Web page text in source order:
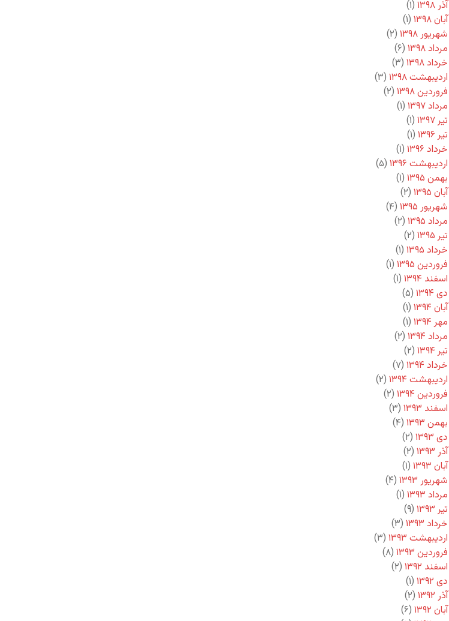
آذر ۱۳۹۸
(۱)
آبان ۱۳۹۸
(۱)
شهریور ۱۳۹۸
(۲)
مرداد ۱۳۹۸
(۶)
خرداد ۱۳۹۸
(۳)
اردیبهشت ۱۳۹۸
(۳)
فروردین ۱۳۹۸
(۲)
مرداد ۱۳۹۷
(۱)
تیر ۱۳۹۷
(۱)
تیر ۱۳۹۶
(۱)
خرداد ۱۳۹۶
(۱)
اردیبهشت ۱۳۹۶
(۵)
بهمن ۱۳۹۵
(۱)
آبان ۱۳۹۵
(۲)
شهریور ۱۳۹۵
(۴)
مرداد ۱۳۹۵
(۲)
تیر ۱۳۹۵
(۲)
خرداد ۱۳۹۵
(۱)
فروردین ۱۳۹۵
(۱)
اسفند ۱۳۹۴
(۱)
دی ۱۳۹۴
(۵)
آبان ۱۳۹۴
(۱)
مهر ۱۳۹۴
(۱)
مرداد ۱۳۹۴
(۲)
تیر ۱۳۹۴
(۲)
خرداد ۱۳۹۴
(۷)
اردیبهشت ۱۳۹۴
(۲)
فروردین ۱۳۹۴
(۲)
اسفند ۱۳۹۳
(۳)
بهمن ۱۳۹۳
(۴)
دی ۱۳۹۳
(۲)
آذر ۱۳۹۳
(۲)
آبان ۱۳۹۳
(۱)
شهریور ۱۳۹۳
(۴)
مرداد ۱۳۹۳
(۱)
تیر ۱۳۹۳
(۹)
خرداد ۱۳۹۳
(۳)
اردیبهشت ۱۳۹۳
(۳)
فروردین ۱۳۹۳
(۸)
اسفند ۱۳۹۲
(۲)
دی ۱۳۹۲
(۱)
آذر ۱۳۹۲
(۲)
آبان ۱۳۹۲
(۶)